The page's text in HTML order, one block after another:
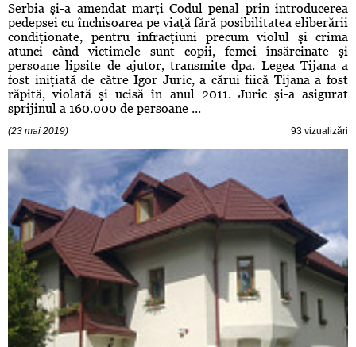
Serbia şi-a amendat marţi Codul penal prin introducerea
pedepsei cu închisoarea pe viaţă fără posibilitatea eliberării
condiţionate, pentru infracţiuni precum violul şi crima
atunci când victimele sunt copii, femei însărcinate şi
persoane lipsite de ajutor, transmite dpa. Legea Tijana a
fost iniţiată de către Igor Juric, a cărui fiică Tijana a fost
răpită, violată şi ucisă în anul 2011. Juric şi-a asigurat
sprijinul a 160.000 de persoane ...
(23 mai 2019) 93 vizualizări